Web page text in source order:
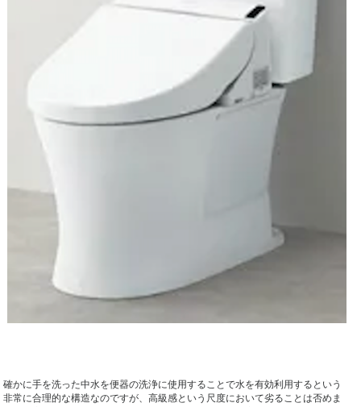
確かに手を洗った中水を便器の洗浄に使用することで水を有効利用するという
非常に合理的な構造なのですが、高級感という尺度において劣ることは否めま